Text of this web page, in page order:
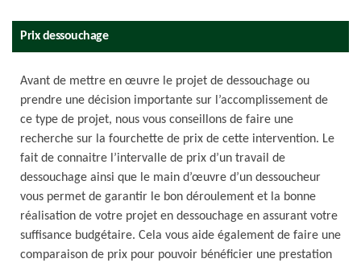
Prix dessouchage
Avant de mettre en œuvre le projet de dessouchage ou
prendre une décision importante sur l’accomplissement de
ce type de projet, nous vous conseillons de faire une
recherche sur la fourchette de prix de cette intervention. Le
fait de connaitre l’intervalle de prix d’un travail de
dessouchage ainsi que le main d’œuvre d’un dessoucheur
vous permet de garantir le bon déroulement et la bonne
réalisation de votre projet en dessouchage en assurant votre
suffisance budgétaire. Cela vous aide également de faire une
comparaison de prix pour pouvoir bénéficier une prestation